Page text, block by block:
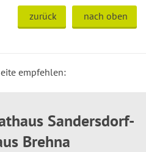
zurück nach oben
empfehlen:
Sandersdorf-
Brehna